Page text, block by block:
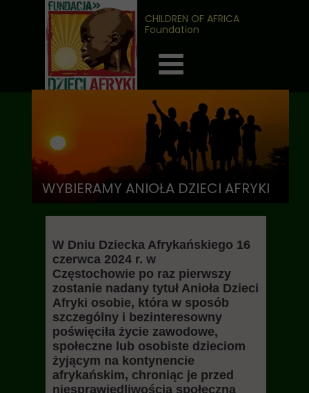
WYBIERAMY ANIOŁA DZIECI AFRYKI
W Dniu Dziecka Afrykańskiego 16
czerwca 2024 r. w
Częstochowie po raz pierwszy
zostanie nadany tytuł Anioła Dzieci
Afryki osobie, która w sposób
szczególny i bezinteresowny
poświęciła życie zawodowe,
społeczne lub osobiste dzieciom
żyjącym na kontynencie
afrykańskim, chroniąc je przed
niesprawiedliwością społeczną
CHILDREN OF AFRICA
Foundation